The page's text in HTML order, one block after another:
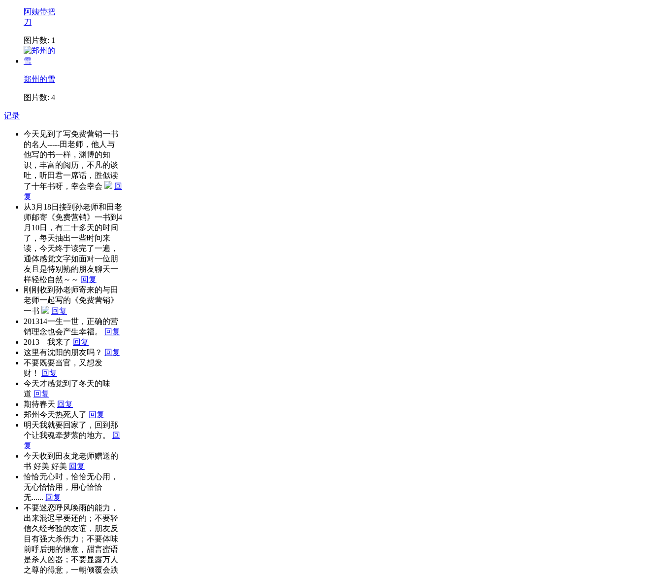
阿姨带把
刀
图片数: 1
郑州的雪
图片数: 4
记录
今天见到了写免费营销一书
的名人-----田老师，他人与
他写的书一样，渊博的知
识，丰富的阅历，不凡的谈
吐，听田君一席话，胜似读
了十年书呀，幸会幸会
回
复
从3月18日接到孙老师和田老
师邮寄《免费营销》一书到4
月10日，有二十多天的时间
了，每天抽出一些时间来
读，今天终于读完了一遍，
通体感觉文字如面对一位朋
友且是特别熟的朋友聊天一
样轻松自然～～ 回复
刚刚收到孙老师寄来的与田
老师一起写的《免费营销》
一书
回复
201314一生一世，正确的营
销理念也会产生幸福。
回复
2013 我来了 回复
这里有沈阳的朋友吗？ 回复
不要既要当官，又想发
财！
回复
今天才感觉到了冬天的味
道 回复
期待春天 回复
郑州今天热死人了 回复
明天我就要回家了，回到那
个让我魂牵梦萦的地方。
回
复
今天收到田友龙老师赠送的
书 好美 好美 回复
恰恰无心时，恰恰无心用，
无心恰恰用，用心恰恰
无...... 回复
不要迷恋呼风唤雨的能力，
出来混迟早要还的；不要轻
信久经考验的友谊，朋友反
目有强大杀伤力；不要体味
前呼后拥的惬意，甜言蜜语
是杀人凶器；不要显露万人
之尊的得意，一朝倾覆会跌